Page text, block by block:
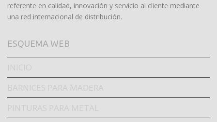
referente en calidad, innovación y servicio al cliente mediante
una red internacional de distribución.
ESQUEMA WEB